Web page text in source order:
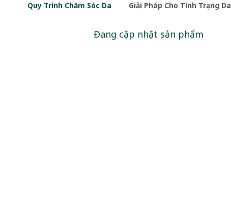
Quy Trình Chăm Sóc Da Giải Pháp Cho Tình Trạng Da
Đang cập nhật sản phẩm